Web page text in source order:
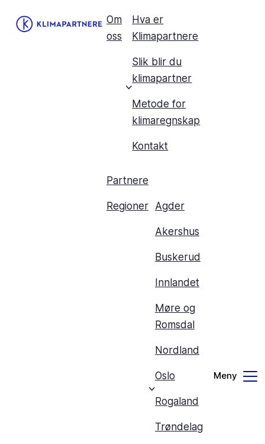
Om
oss
Hva er
Klimapartnere
Slik blir du
klimapartner
Metode for
klimaregnskap
Kontakt
Partnere
Regioner Agder
Akershus
Buskerud
Innlandet
Møre og
Romsdal
Nordland
Oslo
Rogaland
Trøndelag